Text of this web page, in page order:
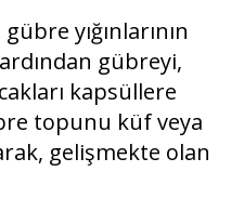
yığınlarının
gübreyi,
kapsüllere
topunu küf veya
gelişmekte olan